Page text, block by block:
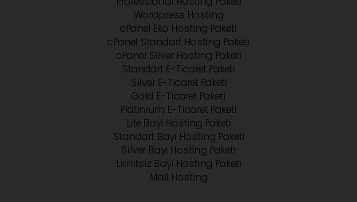
Wordpress Hosting
cPanel Eko Hosting Paketi
cPanel Standart Hosting Paketi
cPanel Silver Hosting Paketi
Standart E-Ticaret Paketi
Silver E-Ticaret Paketi
Gold E-Ticaret Paketi
Platinium E-Ticaret Paketi
Lite Bayi Hosting Paketi
Standart Bayi Hosting Paketi
Silver Bayi Hosting Paketi
Limitsiz Bayi Hosting Paketi
Mail Hosting